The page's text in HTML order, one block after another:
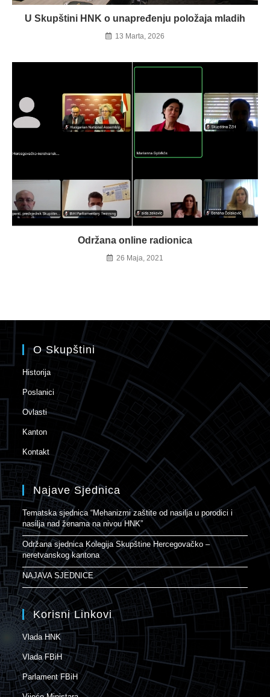
U Skupštini HNK o unapređenju položaja mladih
13 Marta, 2026
Održana online radionica
26 Maja, 2021
O Skupštini
Historija
Poslanici
Ovlasti
Kanton
Kontakt
Najave Sjednica
Tematska sjednica “Mehanizmi zaštite od nasilja u porodici i
nasilja nad ženama na nivou HNK”
Održana sjednica Kolegija Skupštine Hercegovačko –
neretvanskog kantona
NAJAVA SJEDNICE
Korisni Linkovi
Vlada HNK
Vlada FBiH
Parlament FBiH